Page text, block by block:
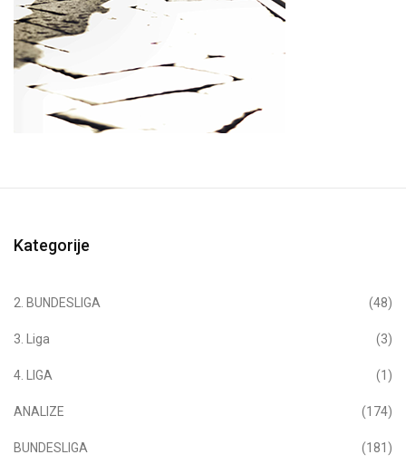
Kategorije
2. BUNDESLIGA (48)
3. Liga (3)
4. LIGA (1)
ANALIZE (174)
BUNDESLIGA (181)